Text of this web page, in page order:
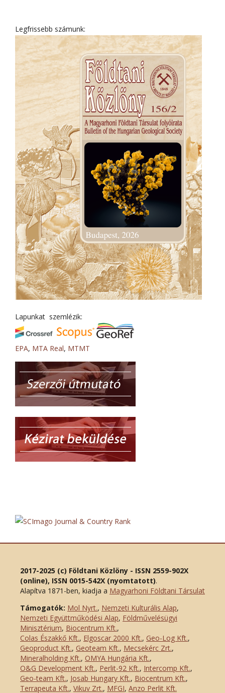
Legfrissebb számunk:
Lapunkat szemlézik:
EPA, MTA Real, MTMT
2017-2025 (c) Földtani Közlöny - ISSN 2559-902X
(online), ISSN 0015-542X (nyomtatott).
Alapítva 1871-ben, kiadja a Magyarhoni Földtani Társulat
Támogatók: Mol Nyrt., Nemzeti Kulturális Alap,
Nemzeti Együttműködési Alap, Földművelésügyi
Minisztérium, Biocentrum Kft.,
Colas Északkő Kft., Elgoscar 2000 Kft., Geo-Log Kft.,
Geoproduct Kft., Geoteam Kft., Mecsekérc Zrt.,
Mineralholding Kft., OMYA Hungária Kft.,
O&G Development Kft., Perlit-92 Kft., Intercomp Kft.,
Geo-team Kft., Josab Hungary Kft., Biocentrum Kft.,
Terrapeuta Kft., Vikuv Zrt., MFGI, Anzo Perlit Kft.